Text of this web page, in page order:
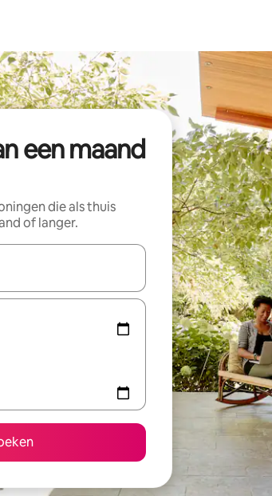
een maand
die als thuis
of langer.
zijn, maak je een keuze met je de